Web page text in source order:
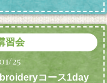
習会
25
コース1day